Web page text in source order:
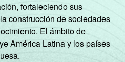
fortaleciendo sus
construcción de sociedades
El ámbito de
América Latina y los países